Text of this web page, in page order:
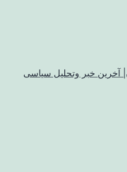
آخرین خبر وتحلیل سیاسی